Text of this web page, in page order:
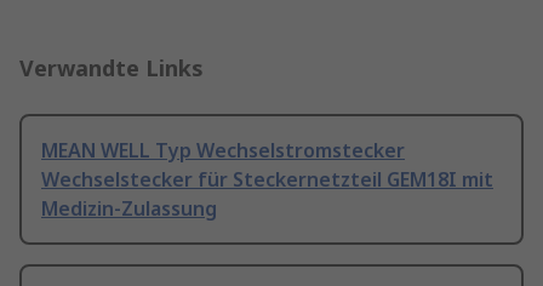
Verwandte Links
MEAN WELL Typ Wechselstromstecker
Wechselstecker für Steckernetzteil GEM18I mit
Medizin-Zulassung